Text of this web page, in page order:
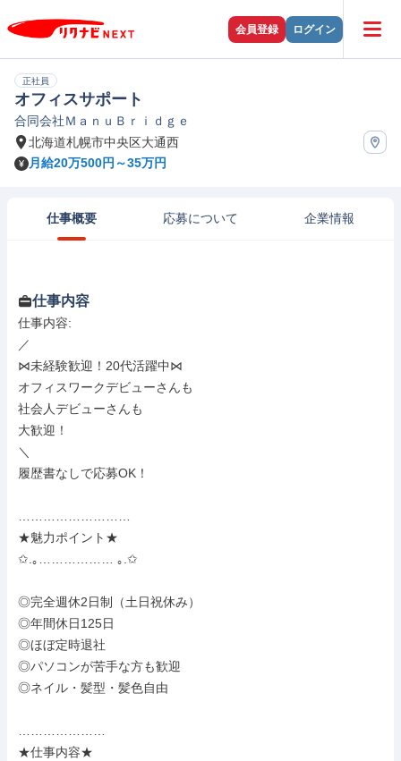
会員登録 ログイン
正社員
オフィスサポート
合同会社ＭａｎｕＢｒｉｄｇｅ
北海道札幌市中央区大通西
月給20万500円～35万円
仕事概要 応募について 企業情報
仕事内容
仕事内容:
／
⋈未経験歓迎！20代活躍中⋈
オフィスワークデビューさんも
社会人デビューさんも
大歓迎！
＼
履歴書なしで応募OK！
★魅力ポイント★
✩.｡……………… ｡.✩
◎完全週休2日制（土日祝休み）
◎年間休日125日
◎ほぼ定時退社
◎パソコンが苦手な方も歓迎
◎ネイル・髪型・髪色自由
★仕事内容★